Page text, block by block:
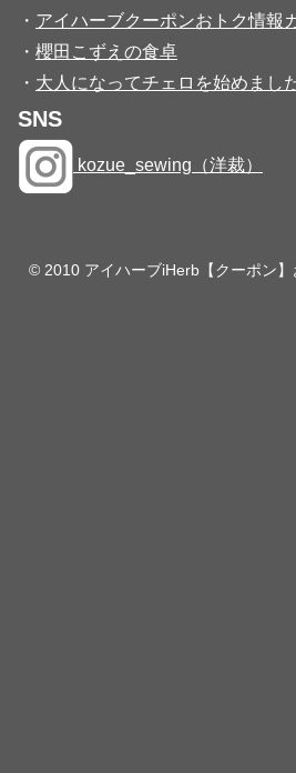
・ アイハーブクーポンおトク情報
・ 櫻田こずえの食卓
・ 大人になってチェロを始めまし
SNS
kozue_sewing（洋裁）
© 2010 アイハーブiHerb【クーポン】